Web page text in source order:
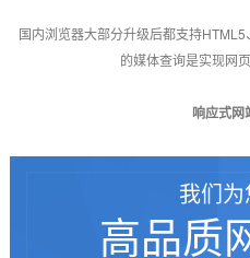
国内浏览器大部分升级后都支持
的媒体查询是实现网
响应式网
尤其是苹果系统电脑，
2.维护成本低，只需
3.分享方便，内
我们
高品质